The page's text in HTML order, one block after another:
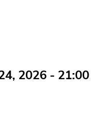
2026 - 21:00